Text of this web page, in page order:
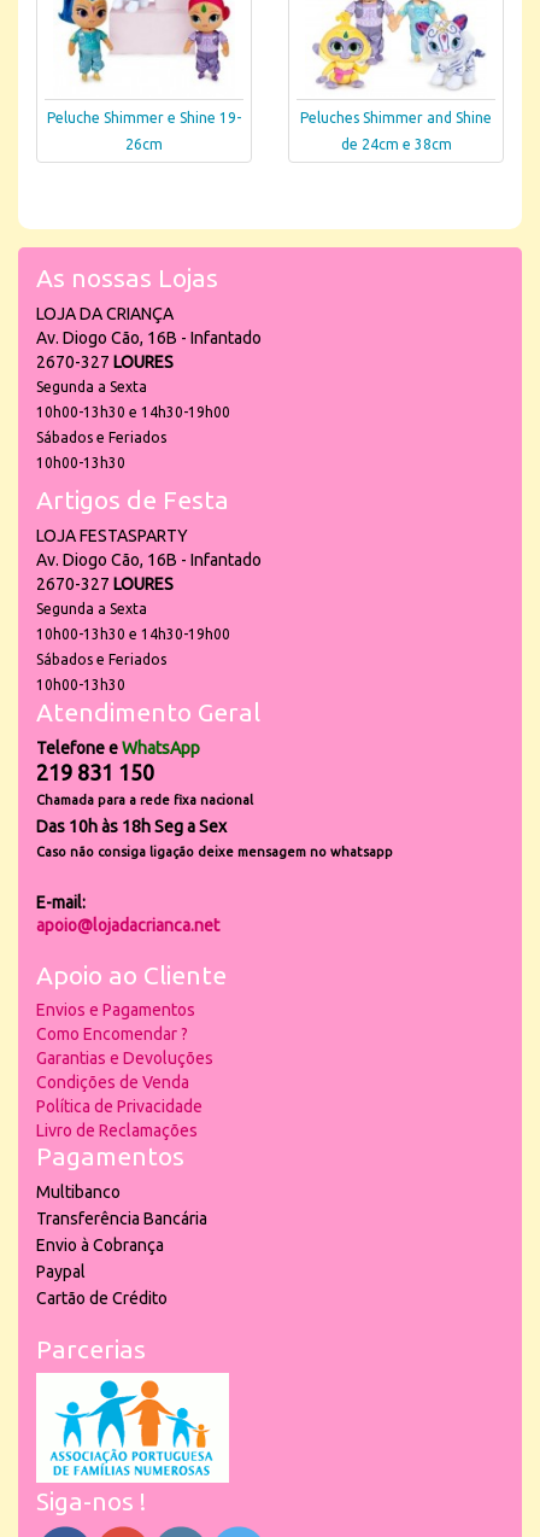
Peluche Shimmer e Shine 19-
26cm
Peluches Shimmer and Shine
de 24cm e 38cm
As nossas Lojas
LOJA DA CRIANÇA
Av. Diogo Cão, 16B - Infantado
2670-327 LOURES
Segunda a Sexta
10h00-13h30 e 14h30-19h00
Sábados e Feriados
10h00-13h30
Artigos de Festa
LOJA FESTASPARTY
Av. Diogo Cão, 16B - Infantado
2670-327 LOURES
Segunda a Sexta
10h00-13h30 e 14h30-19h00
Sábados e Feriados
10h00-13h30
Atendimento Geral
Telefone eWhatsApp
219 831 150
Chamada para a rede fixa nacional
Das 10h às 18h Seg a Sex
Caso não consiga ligação deixe mensagem no whatsapp
E-mail:
apoio@lojadacrianca.net
Apoio ao Cliente
Envios e Pagamentos
Como Encomendar ?
Garantias e Devoluções
Condições de Venda
Política de Privacidade
Livro de Reclamações
Pagamentos
Multibanco
Transferência Bancária
Envio à Cobrança
Paypal
Cartão de Crédito
Parcerias
Siga-nos !